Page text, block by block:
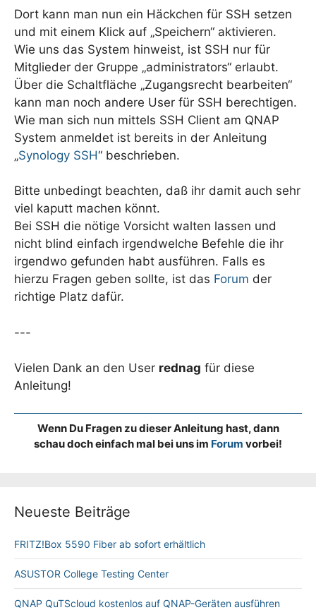
Dort kann man nun ein Häckchen für SSH setzen
und mit einem Klick auf „Speichern“ aktivieren.
Wie uns das System hinweist, ist SSH nur für
Mitglieder der Gruppe „administrators“ erlaubt.
Über die Schaltfläche „Zugangsrecht bearbeiten“
kann man noch andere User für SSH berechtigen.
Wie man sich nun mittels SSH Client am QNAP
System anmeldet ist bereits in der Anleitung
„Synology SSH“ beschrieben.
Bitte unbedingt beachten, daß ihr damit auch sehr
viel kaputt machen könnt.
Bei SSH die nötige Vorsicht walten lassen und
nicht blind einfach irgendwelche Befehle die ihr
irgendwo gefunden habt ausführen. Falls es
hierzu Fragen geben sollte, ist das Forum der
richtige Platz dafür.
---
Vielen Dank an den User rednag für diese
Anleitung!
Wenn Du Fragen zu dieser Anleitung hast, dann
schau doch einfach mal bei uns im Forum vorbei!
Neueste Beiträge
FRITZ!Box 5590 Fiber ab sofort erhältlich
ASUSTOR College Testing Center
QNAP QuTScloud kostenlos auf QNAP-Geräten ausführen